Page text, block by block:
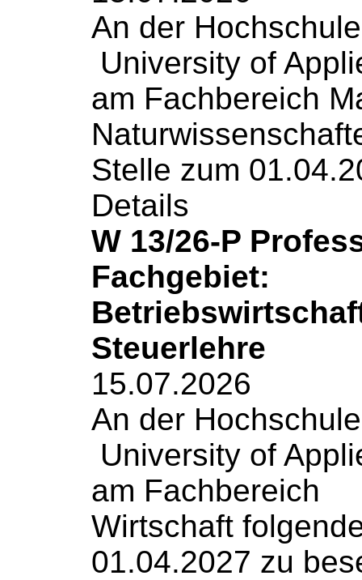
An der
University of
am Fachbereich
Stelle zum
Details
W 13/26-P
Fachgebiet:
Steuerlehre
15.07.2026
An der
University of
am Fachbereich
Wirtschaft
01.04.2027 zu